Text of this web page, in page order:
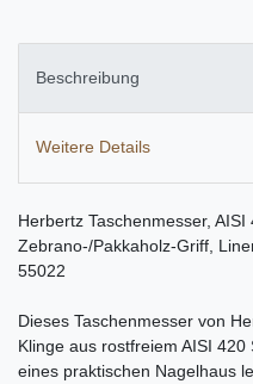
Beschreibung
Weitere Details
Herbertz Taschenmesser, AISI
Zebrano-/Pakkaholz-Griff,
55022
Dieses Taschenmesser von
Klinge aus rostfreiem AISI
eines praktischen Nagelhaus